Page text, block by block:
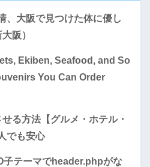
、大阪で見つけた体に優し
阪）
Ekiben, Seafood, and So
You Can Order
る方法【グルメ・ホテル・
でも安心
子テーマでheader.phpがな